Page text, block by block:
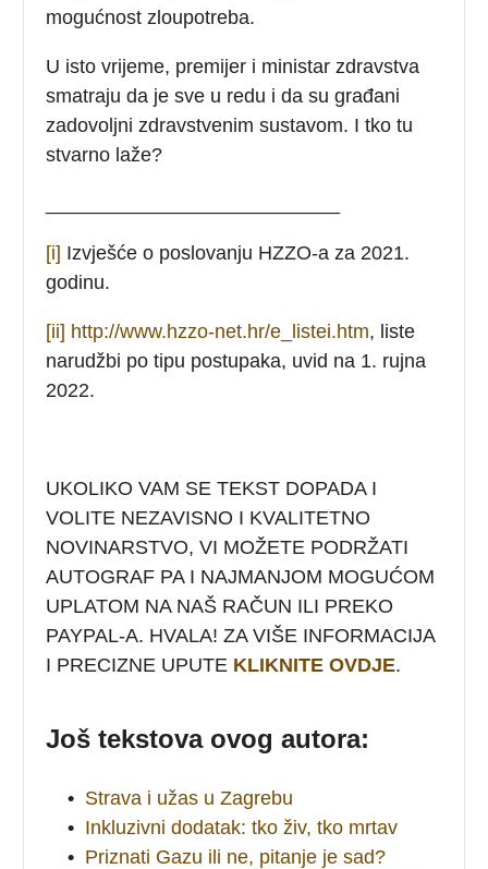
mogućnost zloupotreba.
U isto vrijeme, premijer i ministar zdravstva
smatraju da je sve u redu i da su građani
zadovoljni zdravstvenim sustavom. I tko tu
stvarno laže?
[i] Izvješće o poslovanju HZZO-a za 2021.
godinu.
[ii] http://www.hzzo-net.hr/e_listei.htm, liste
narudžbi po tipu postupaka, uvid na 1. rujna
2022.
UKOLIKO VAM SE TEKST DOPADA I
VOLITE NEZAVISNO I KVALITETNO
NOVINARSTVO, VI MOŽETE PODRŽATI
AUTOGRAF PA I NAJMANJOM MOGUĆOM
UPLATOM NA NAŠ RAČUN ILI PREKO
PAYPAL-A. HVALA! ZA VIŠE INFORMACIJA
I PRECIZNE UPUTE KLIKNITE OVDJE.
Još tekstova ovog autora:
• Strava i užas u Zagrebu
• Inkluzivni dodatak: tko živ, tko mrtav
• Priznati Gazu ili ne, pitanje je sad?